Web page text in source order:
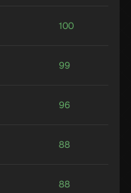
100
99
96
88
88